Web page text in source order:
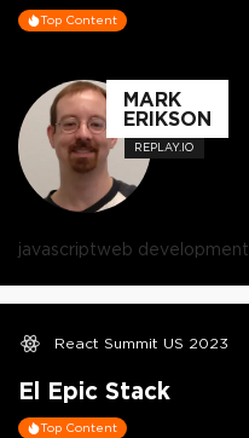
Top Content
MARK
ERIKSON
REPLAY.IO
javascriptweb development
React Summit US 2023
El Epic Stack
Top Content